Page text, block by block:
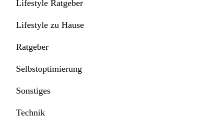
Lifestyle Ratgeber
Lifestyle zu Hause
Ratgeber
Selbstoptimierung
Sonstiges
Technik